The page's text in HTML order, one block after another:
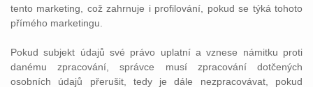
tento marketing, což zahrnuje i profilování, pokud se týká tohoto
přímého marketingu.
Pokud subjekt údajů své právo uplatní a vznese námitku proti
danému zpracování, správce musí zpracování dotčených
osobních údajů přerušit, tedy je dále nezpracovávat, pokud